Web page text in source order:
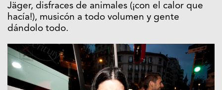
Jäger, disfraces de animales (¡con el calor que
hacía!), musicón a todo volumen y gente
dándolo todo.